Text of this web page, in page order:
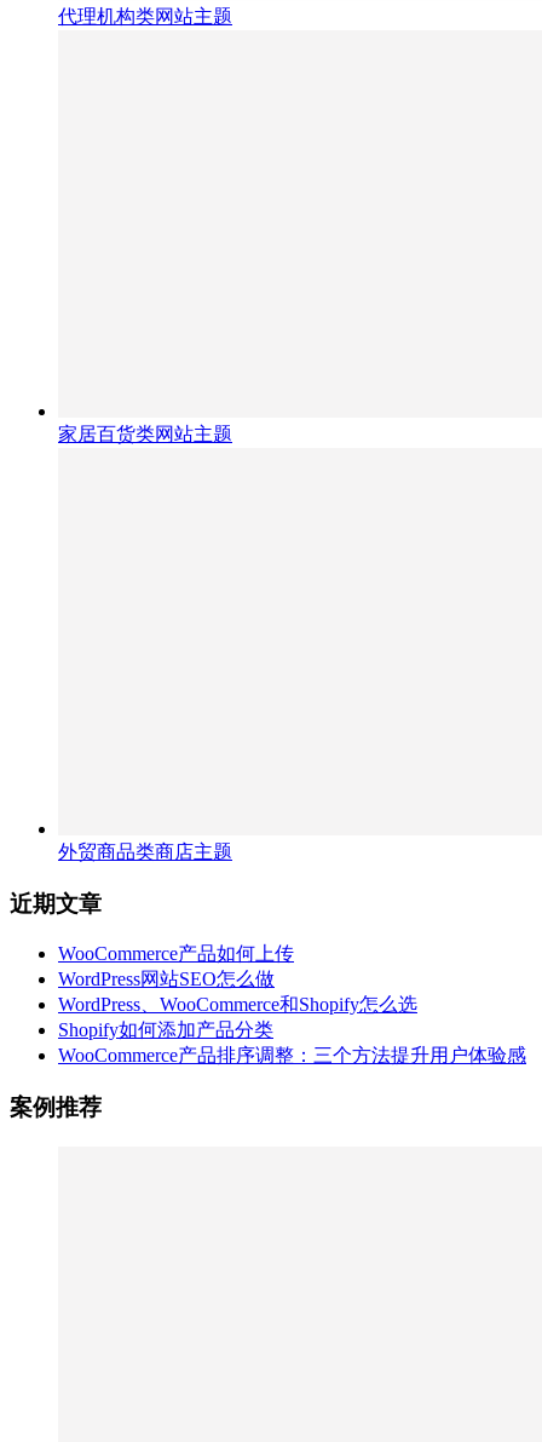
代理机构类网站主题
家居百货类网站主题
外贸商品类商店主题
近期文章
WooCommerce产品如何上传
WordPress网站SEO怎么做
WordPress、WooCommerce和Shopify怎么选
Shopify如何添加产品分类
WooCommerce产品排序调整：三个方法提升用户体验感
案例推荐